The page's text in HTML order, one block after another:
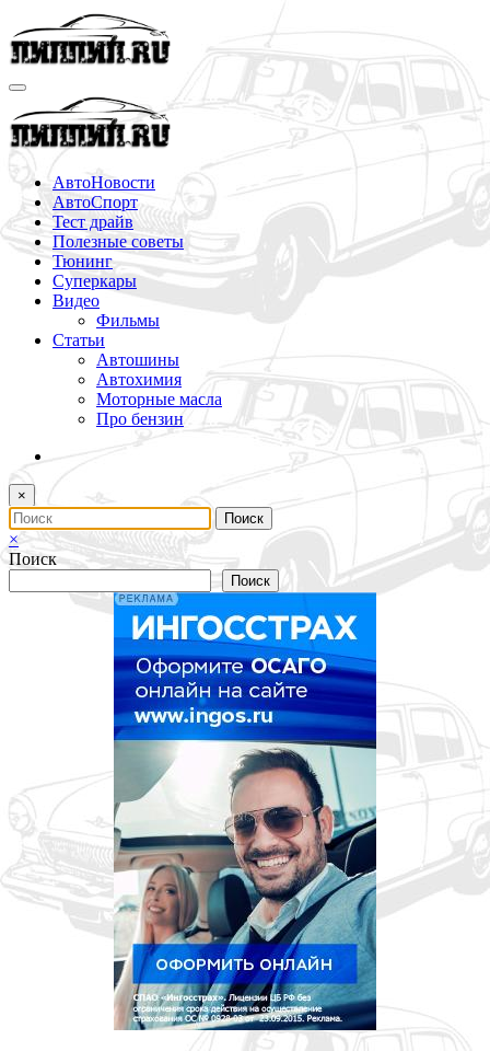
Перейти
к
содержимому
АвтоНовости
АвтоСпорт
Тест драйв
Полезные советы
Тюнинг
Суперкары
Видео
Фильмы
Статьи
Автошины
Автохимия
Моторные масла
Про бензин
×
×
Поиск
Поиск